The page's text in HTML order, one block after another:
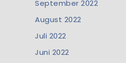
September 2022
August 2022
Juli 2022
Juni 2022